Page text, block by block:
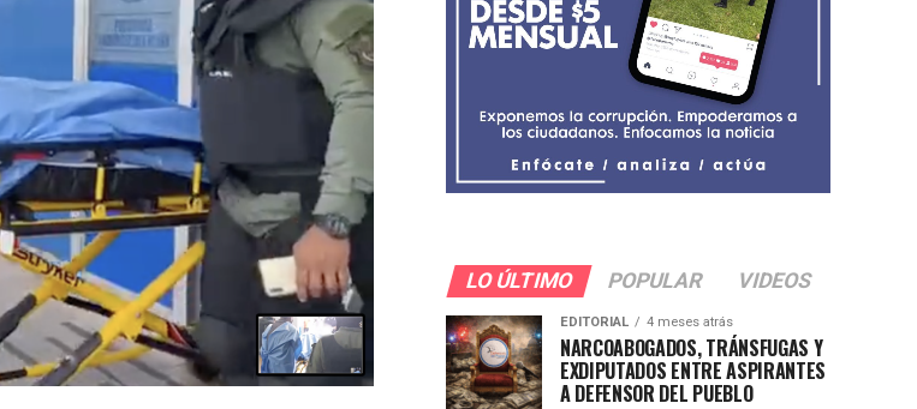
LO ÚLTIMO POPULAR VIDEOS
EDITORIAL 4 meses atrás
NARCOABOGADOS, TRÁNSFUGAS Y
EXDIPUTADOS ENTRE ASPIRANTES
A DEFENSOR DEL PUEBLO